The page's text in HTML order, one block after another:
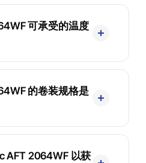
可承受的温度
的卷装规格是
AFT 2064WF 以获